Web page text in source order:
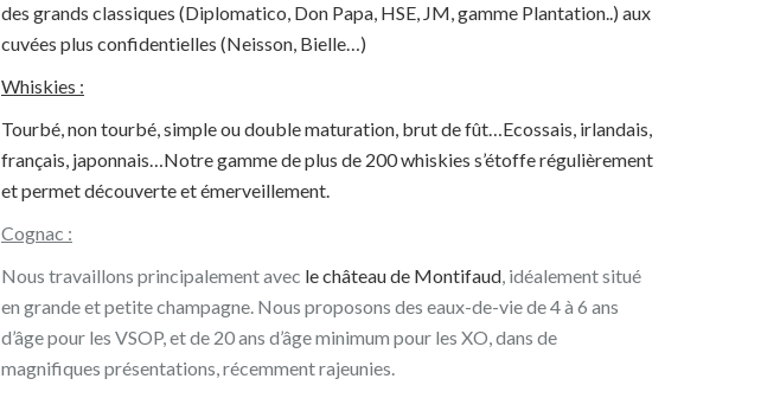
des grands classiques (Diplomatico, Don Papa, HSE, JM, gamme Plantation..) aux
cuvées plus confidentielles (Neisson, Bielle…)
Whiskies :
Tourbé, non tourbé, simple ou double maturation, brut de fût…Ecossais, irlandais,
français, japonnais…Notre gamme de plus de 200 whiskies s’étoffe régulièrement
et permet découverte et émerveillement.
Cognac :
Nous travaillons principalement avec le château de Montifaud, idéalement situé
en grande et petite champagne. Nous proposons des eaux-de-vie de 4 à 6 ans
d’âge pour les VSOP, et de 20 ans d’âge minimum pour les XO, dans de
magnifiques présentations, récemment rajeunies.